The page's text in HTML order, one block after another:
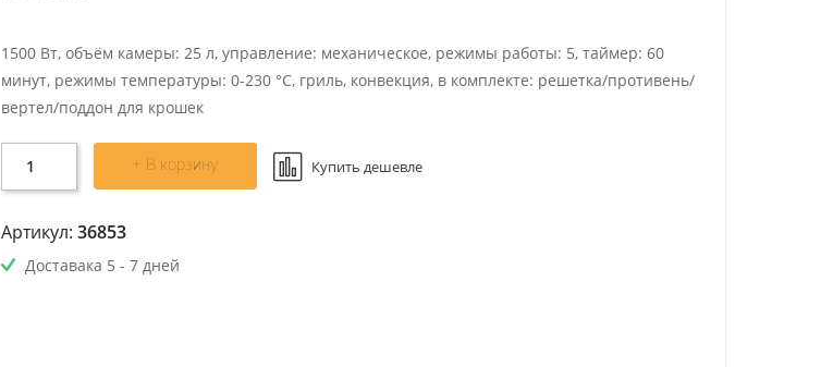
1500 Вт, объём камеры: 25 л, управление: механическое, режимы работы: 5, таймер: 60
минут, режимы температуры: 0-230 °С, гриль, конвекция, в комплекте: решетка/противень/
вертел/поддон для крошек
+ В корзину Купить дешевле
Артикул: 36853
Доставака 5 - 7 дней